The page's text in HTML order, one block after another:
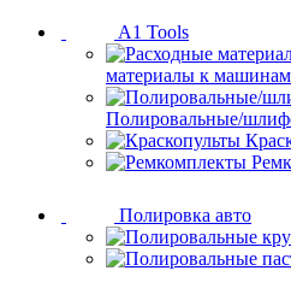
A1 Tools
материалы к машинам
Полировальные/
Полировка авто